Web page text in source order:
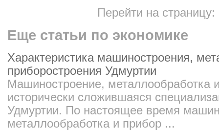
Перейти на страницу:
Еще статьи по экономике
Характеристика машиностроения,
приборостроения Удмуртии
Машиностроение, металлообработка
исторически сложившаяся
Удмуртии. По настоящее время
металлообработка и прибор ...